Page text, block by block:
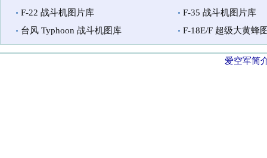
F-22 战斗机图片库
F-35 战斗机图片库
台风 Typhoon 战斗机图库
F-18E/F 超级大黄蜂
爱空军简